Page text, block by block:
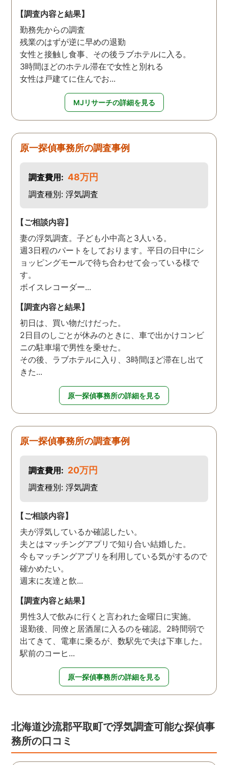
【調査内容と結果】
勤務先からの調査
残業のはずが逆に早めの退勤
女性と接触し食事、その後ラブホテルに入る。
3時間ほどのホテル滞在で女性と別れる
女性は戸建てに住んでお...
MJリサーチの詳細を見る
原一探偵事務所の調査事例
調査費用: 48万円
調査種別: 浮気調査
【ご相談内容】
妻の浮気調査。子ども小中高と3人いる。
週3日程のパートをしております。平日の日中にシ
ョッピングモールで待ち合わせて会っている様で
す。
ボイスレコーダー...
【調査内容と結果】
初日は、買い物だけだった。
2日目のしごとが休みのときに、車で出かけコンビ
ニの駐車場で男性を乗せた。
その後、ラブホテルに入り、3時間ほど滞在し出て
きた...
原一探偵事務所の詳細を見る
原一探偵事務所の調査事例
調査費用: 20万円
調査種別: 浮気調査
【ご相談内容】
夫が浮気しているか確認したい。
夫とはマッチングアプリで知り合い結婚した。
今もマッチングアプリを利用している気がするので
確かめたい。
週末に友達と飲...
【調査内容と結果】
男性3人で飲みに行くと言われた金曜日に実施。
退勤後、同僚と居酒屋に入るのを確認。2時間弱で
出てきて、電車に乗るが、数駅先で夫は下車した。
駅前のコーヒ...
原一探偵事務所の詳細を見る
北海道沙流郡平取町で浮気調査可能な探偵事
務所の口コミ